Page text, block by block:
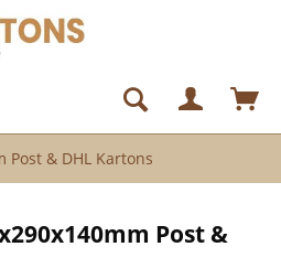
Post & DHL Kartons
Post &